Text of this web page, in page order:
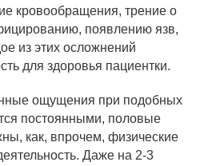
кровообращения, трение о
появлению язв,
из этих осложнений
для здоровья пациентки.
ощущения при подобных
постоянными, половые
как, впрочем, физические
Даже на 2-3